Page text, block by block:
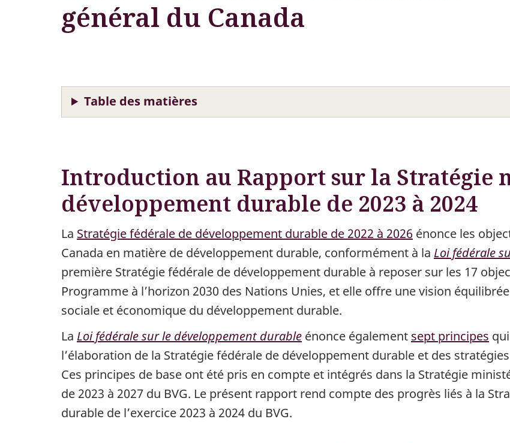
général du Canada
Table des matières
Introduction au Rapport sur la Stratégie
développement durable de 2023 à 2024
La Stratégie fédérale de développement durable de 2022 à 2026 énonce les
Canada en matière de développement durable, conformément à la Loi fédérale
première Stratégie fédérale de développement durable à reposer sur les 17
Programme à l’horizon 2030 des Nations Unies, et elle offre une vision
sociale et économique du développement durable.
La Loi fédérale sur le développement durable énonce également sept principes
l’élaboration de la Stratégie fédérale de développement durable et des
Ces principes de base ont été pris en compte et intégrés dans la Stratégie
de 2023 à 2027 du BVG. Le présent rapport rend compte des progrès liés à la
durable de l’exercice 2023 à 2024 du BVG.